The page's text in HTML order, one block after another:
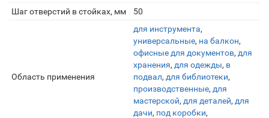
Шаг отверстий в стойках, мм
50
Область применения
для инструмента,
универсальные, на балкон,
офисные для документов, для
хранения, для одежды, в
подвал, для библиотеки,
производственные, для
мастерской, для деталей, для
дачи, под коробки,